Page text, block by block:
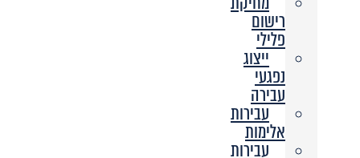
רישום
פלילי
ייצוג
נפגעי
עבירה
עבירות
אלימות
עבירות